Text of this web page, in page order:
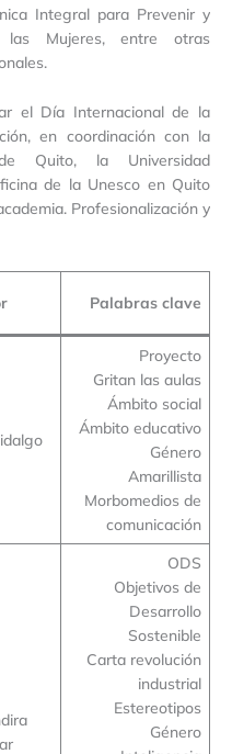
Integral para Prevenir y
las Mujeres, entre otras
el Día Internacional de la
en coordinación con la
Quito, la Universidad
de la Unesco en Quito
Profesionalización y
Palabras clave
Proyecto
Gritan las aulas
Ámbito social
Ámbito educativo
Género
Amarillista
Morbomedios de
comunicación
ODS
Objetivos de
Desarrollo
Sostenible
Carta revolución
industrial
Estereotipos
Género